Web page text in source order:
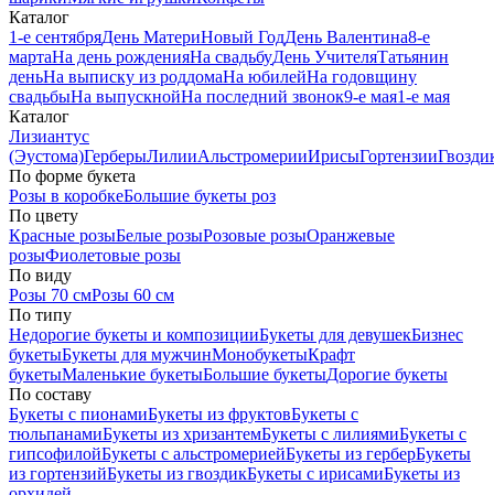
Каталог
1-е сентябряДень МатериНовый ГодДень Валентина8-е
мартаНа день рожденияНа свадьбуДень УчителяТатьянин
деньНа выписку из роддомаНа юбилейНа годовщину
свадьбыНа выпускнойНа последний звонок9-е мая1-е мая
Каталог
Лизиантус
(Эустома)ГерберыЛилииАльстромерииИрисыГортензии
По форме букета
Розы в коробкеБольшие букеты роз
По цвету
Красные розыБелые розыРозовые розыОранжевые
розыФиолетовые розы
По виду
Розы 70 смРозы 60 см
По типу
Недорогие букеты и композицииБукеты для девушекБизнес
букетыБукеты для мужчинМонобукетыКрафт
букетыМаленькие букетыБольшие букетыДорогие букеты
По составу
Букеты с пионамиБукеты из фруктовБукеты с
тюльпанамиБукеты из хризантемБукеты с лилиямиБукеты с
гипсофилойБукеты с альстромериейБукеты из герберБукеты
из гортензийБукеты из гвоздикБукеты с ирисамиБукеты из